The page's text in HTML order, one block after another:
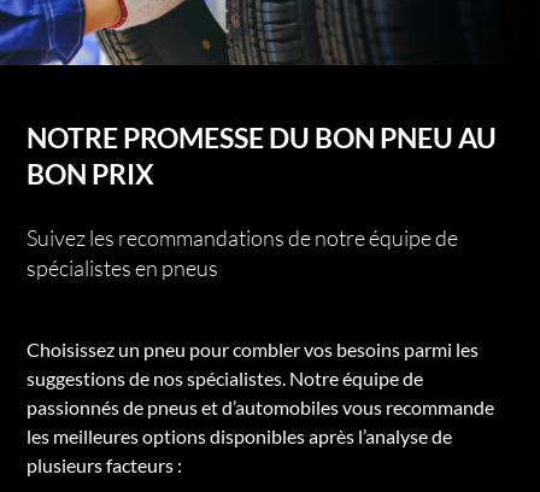
NOTRE PROMESSE DU BON PNEU AU
BON PRIX
Suivez les recommandations de notre équipe de
spécialistes en pneus
Choisissez un pneu pour combler vos besoins parmi les
suggestions de nos spécialistes. Notre équipe de
passionnés de pneus et d’automobiles vous recommande
les meilleures options disponibles après l’analyse de
plusieurs facteurs :